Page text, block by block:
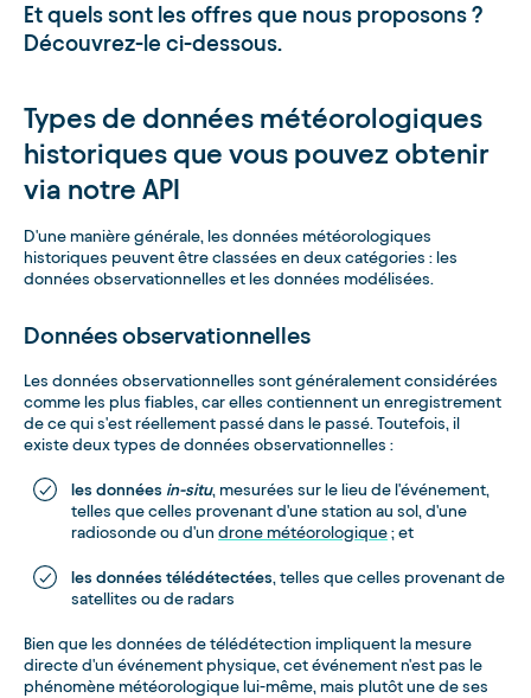
Et quels sont les offres que nous proposons ?
Découvrez-le ci-dessous.
Types de données météorologiques
historiques que vous pouvez obtenir
via notre API
D'une manière générale, les données météorologiques
historiques peuvent être classées en deux catégories : les
données observationnelles et les données modélisées.
Données observationnelles
Les données observationnelles sont généralement considérées
comme les plus fiables, car elles contiennent un enregistrement
de ce qui s'est réellement passé dans le passé. Toutefois, il
existe deux types de données observationnelles :
les données in-situ, mesurées sur le lieu de l'événement,
telles que celles provenant d'une station au sol, d'une
radiosonde ou d'un drone météorologique ; et
les données télédétectées, telles que celles provenant de
satellites ou de radars
Bien que les données de télédétection impliquent la mesure
directe d'un événement physique, cet événement n'est pas le
phénomène météorologique lui-même, mais plutôt une de ses